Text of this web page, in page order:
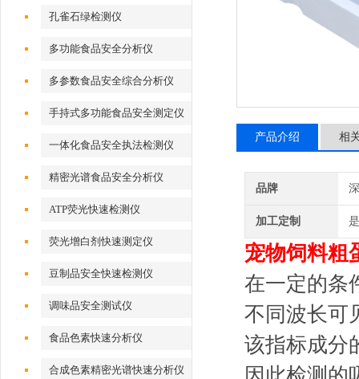
孔雀石绿检测仪
多功能食品安全分析仪
多参数食品安全综合分析仪
手持式多功能食品安全测定仪
一体化食品安全执法检测仪
精密光谱食品安全分析仪
ATP荧光快速检测仪
荧光增白剂快速测定仪
豆制品安全快速检测仪
调味品安全测试仪
食品色素快速分析仪
合成色素精密光谱快速分析仪
产品介绍 相
品牌
加工定制 是
宠物饲料粗
在一定的条
不同波长可
该指标成分